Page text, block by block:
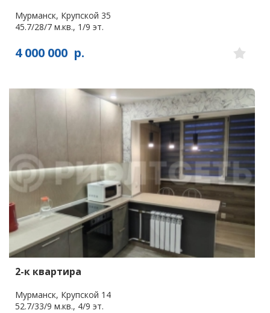
Мурманск, Крупской 35
45.7/28/7 м.кв., 1/9 эт.
4 000 000 р.
2-к квартира
Мурманск, Крупской 14
52.7/33/9 м.кв., 4/9 эт.